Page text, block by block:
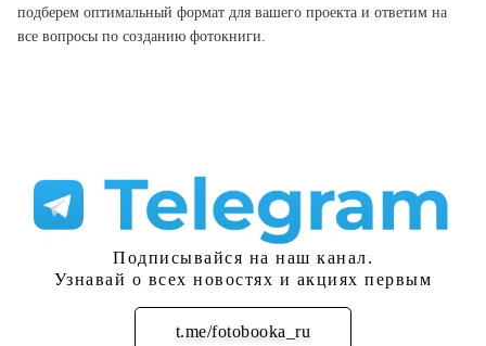
подберем оптимальный формат для вашего проекта и ответим на
все вопросы по созданию фотокниги.
Подписывайся на наш канал.
Узнавай о всех новостях и акциях первым
t.me/fotobooka_ru
Подписаться